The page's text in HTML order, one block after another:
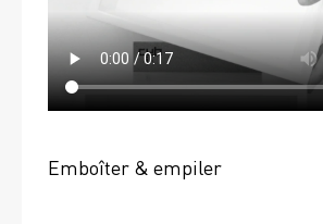
Emboîter & empiler